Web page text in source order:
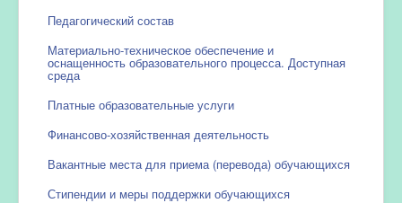
Педагогический состав
Материально-техническое обеспечение и
оснащенность образовательного процесса. Доступная
среда
Платные образовательные услуги
Финансово-хозяйственная деятельность
Вакантные места для приема (перевода) обучающихся
Стипендии и меры поддержки обучающихся